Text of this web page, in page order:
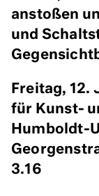
anstoßen
und
Freitag,
für Kunst-
Humboldt-
3.16